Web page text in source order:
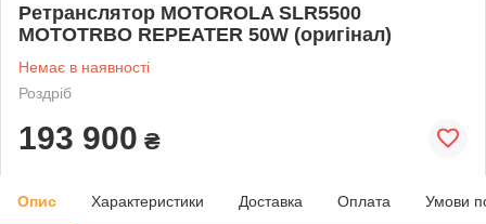
Ретранслятор MOTOROLA SLR5500
MOTOTRBO REPEATER 50W (оригінал)
Немає в наявності
Роздріб
193 900 ₴
Опис Характеристики Доставка Оплата Умови